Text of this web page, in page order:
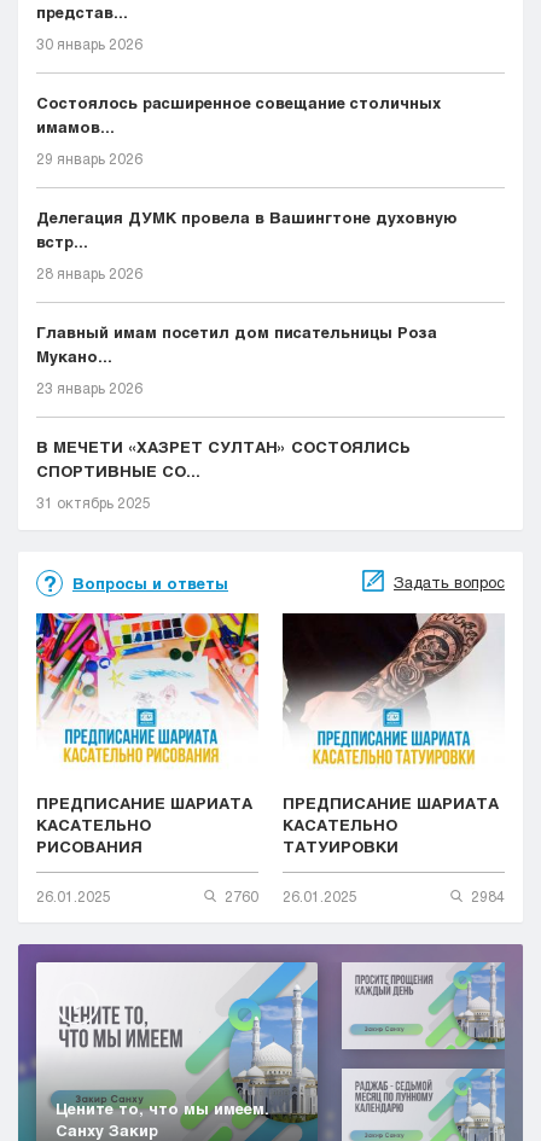
представ...
30 январь 2026
Состоялось расширенное совещание столичных
имамов...
29 январь 2026
Делегация ДУМК провела в Вашингтоне духовную
встр...
28 январь 2026
Главный имам посетил дом писательницы Роза
Мукано...
23 январь 2026
В МЕЧЕТИ «ХАЗРЕТ СУЛТАН» СОСТОЯЛИСЬ
СПОРТИВНЫЕ СО...
31 октябрь 2025
Вопросы и ответы Задать вопрос
ПРЕДПИСАНИЕ ШАРИАТА
КАСАТЕЛЬНО
РИСОВАНИЯ
26.01.2025 2760
ПРЕДПИСАНИЕ ШАРИАТА
КАСАТЕЛЬНО
ТАТУИРОВКИ
26.01.2025 2984
Цените то, что мы имеем.
Санху Закир